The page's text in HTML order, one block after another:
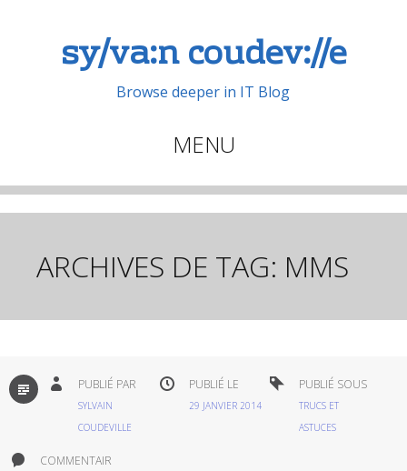
sy/va:n coudev://e
Browse deeper in IT Blog
MENU
Aller
ARCHIVES DE TAG: MMS
PAR
DÉFAUT
PUBLIÉ PAR
SYLVAIN
COUDEVILLE
PUBLIÉ LE
29 JANVIER 2014
PUBLIÉ SOUS
TRUCS ET
ASTUCES
COMMENTAIR